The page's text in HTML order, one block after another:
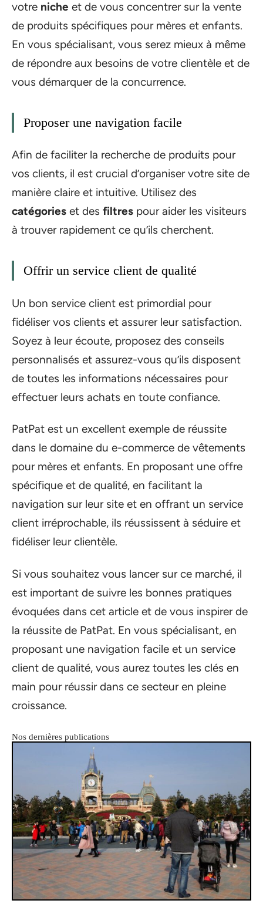
votre niche et de vous concentrer sur la vente
de produits spécifiques pour mères et enfants.
En vous spécialisant, vous serez mieux à même
de répondre aux besoins de votre clientèle et de
vous démarquer de la concurrence.
Proposer une navigation facile
Afin de faciliter la recherche de produits pour
vos clients, il est crucial d’organiser votre site de
manière claire et intuitive. Utilisez des
catégories et des filtres pour aider les visiteurs
à trouver rapidement ce qu’ils cherchent.
Offrir un service client de qualité
Un bon service client est primordial pour
fidéliser vos clients et assurer leur satisfaction.
Soyez à leur écoute, proposez des conseils
personnalisés et assurez-vous qu’ils disposent
de toutes les informations nécessaires pour
effectuer leurs achats en toute confiance.
PatPat est un excellent exemple de réussite
dans le domaine du e-commerce de vêtements
pour mères et enfants. En proposant une offre
spécifique et de qualité, en facilitant la
navigation sur leur site et en offrant un service
client irréprochable, ils réussissent à séduire et
fidéliser leur clientèle.
Si vous souhaitez vous lancer sur ce marché, il
est important de suivre les bonnes pratiques
évoquées dans cet article et de vous inspirer de
la réussite de PatPat. En vous spécialisant, en
proposant une navigation facile et un service
client de qualité, vous aurez toutes les clés en
main pour réussir dans ce secteur en pleine
croissance.
Nos dernières publications